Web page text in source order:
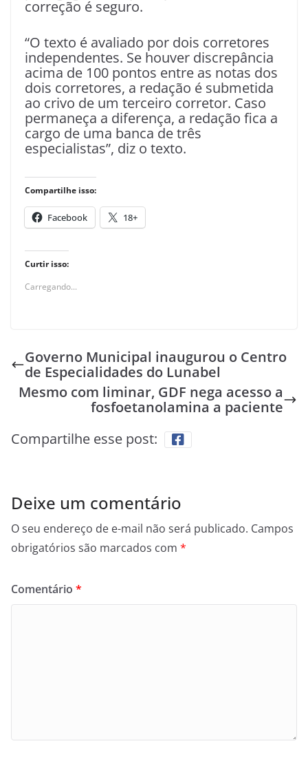
correção é seguro.
“O texto é avaliado por dois corretores
independentes. Se houver discrepância
acima de 100 pontos entre as notas dos
dois corretores, a redação é submetida
ao crivo de um terceiro corretor. Caso
permaneça a diferença, a redação fica a
cargo de uma banca de três
especialistas”, diz o texto.
Compartilhe isso:
Facebook 18+
Curtir isso:
Carregando...
Governo Municipal inaugurou o Centro
de Especialidades do Lunabel
Mesmo com liminar, GDF nega acesso a
fosfoetanolamina a paciente
Compartilhe esse post:
Deixe um comentário
O seu endereço de e-mail não será publicado. Campos
obrigatórios são marcados com *
Comentário *